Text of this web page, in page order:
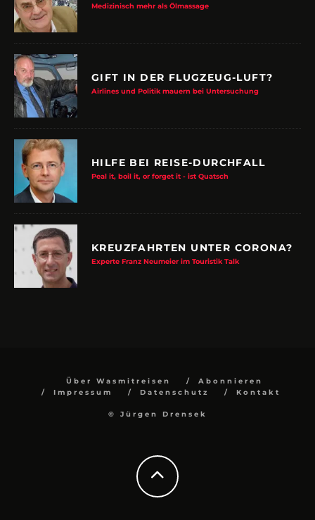
Medizinisch mehr als Ölmassage
GIFT IN DER FLUGZEUG-LUFT?
Airlines und Politik mauern bei Untersuchung
HILFE BEI REISE-DURCHFALL
Peal it, boil it, or forget it - ist Quatsch
KREUZFAHRTEN UNTER CORONA?
Experte Franz Neumeier im Touristik Talk
Über Wasmitreisen
Abonnieren
Impressum
Datenschutz Kontakt
© Jürgen Drensek